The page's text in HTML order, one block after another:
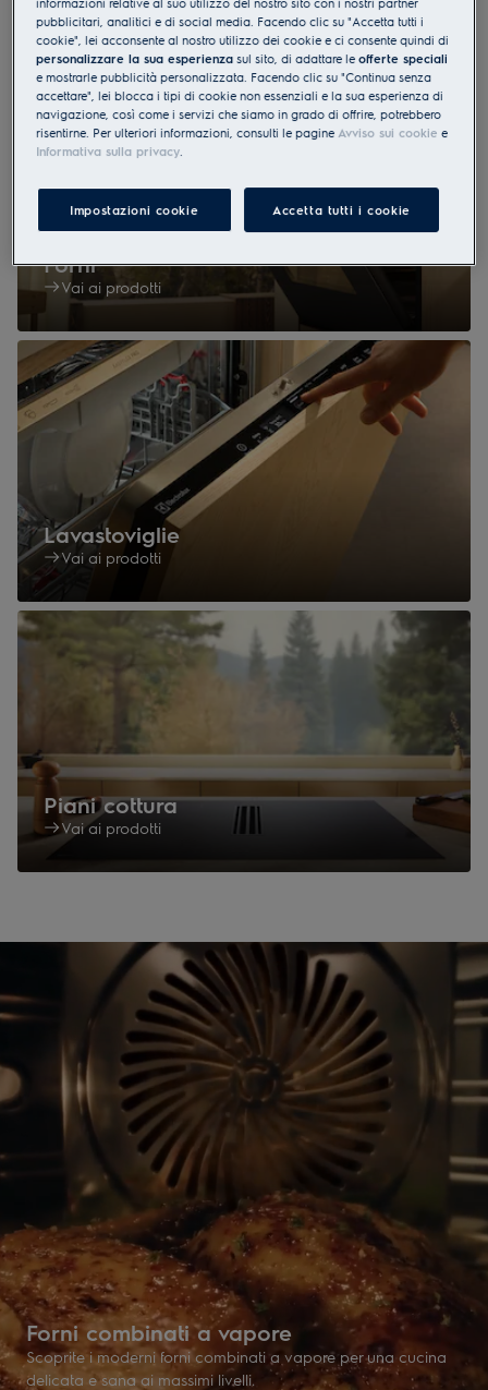
La vostra cucina perfettamente attrezzata
Forni
Vai ai prodotti
Lavastoviglie
Vai ai prodotti
Piani cottura
Vai ai prodotti
Forni combinati a vapore
Scoprite i moderni forni combinati a vapore per una cucina
delicata e sana ai massimi livelli.
pubblicitari, analitici e di social media. Facendo clic su "Accetta tutti i
cookie", lei acconsente al nostro utilizzo dei cookie e ci consente quindi di
personalizzare la sua esperienza sul sito, di adattare leofferte speciali
e mostrarle pubblicità personalizzata. Facendo clic su "Continua senza
accettare", lei blocca i tipi di cookie non essenziali e la sua esperienza di
navigazione, così come i servizi che siamo in grado di offrire, potrebbero
risentirne. Per ulteriori informazioni, consulti le pagine Avviso sui cookie e
Informativa sulla privacy
Impostazioni cookie Accetta tutti i cookie